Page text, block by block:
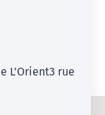
L'Orient3 rue